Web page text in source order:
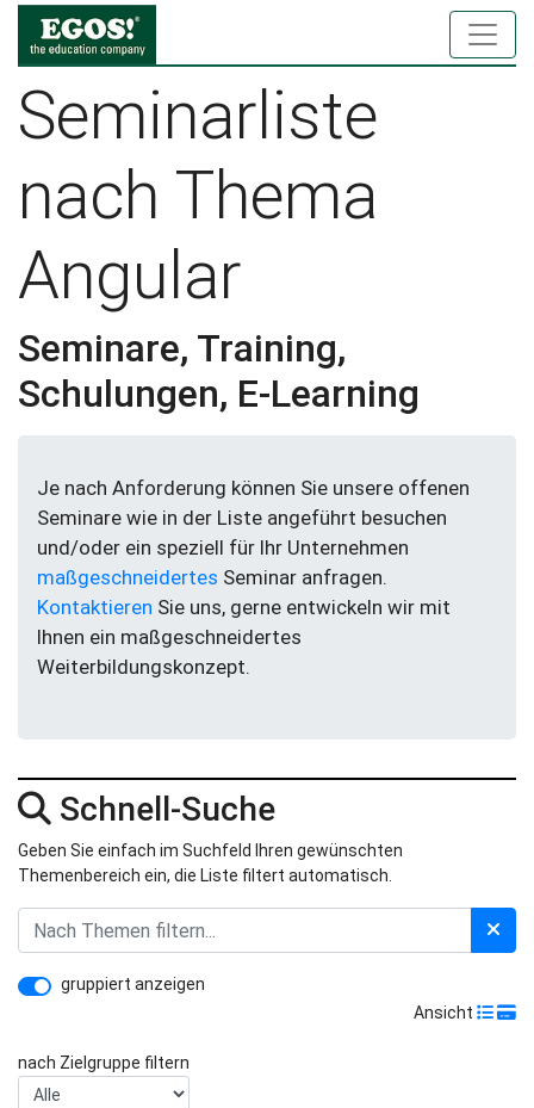
Seminarliste
nach Thema
Angular
Seminare, Training,
Schulungen, E-Learning
Je nach Anforderung können Sie unsere offenen
Seminare wie in der Liste angeführt besuchen
und/oder ein speziell für Ihr Unternehmen
maßgeschneidertes Seminar anfragen.
Kontaktieren Sie uns, gerne entwickeln wir mit
Ihnen ein maßgeschneidertes
Weiterbildungskonzept.
Schnell-Suche
Geben Sie einfach im Suchfeld Ihren gewünschten
Themenbereich ein, die Liste filtert automatisch.
gruppiert anzeigen
Ansicht
nach Zielgruppe filtern